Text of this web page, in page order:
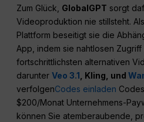
Zum Glück, GlobalGPT sorgt
Videoproduktion nie stillsteht.
Plattform beseitigt sie die
App, indem sie nahtlosen
fortschrittlichsten alternativen
darunterVeo 3.1 , Kling, und
verfolgenCodes einladen
$200/Monat Unternehmens-
können Sie atemberaubende,